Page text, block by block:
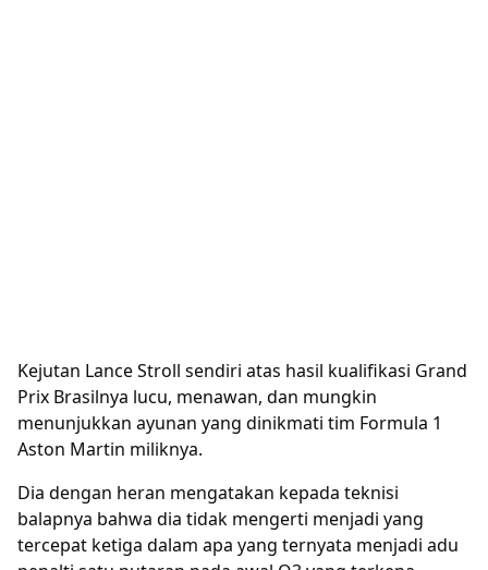
Kejutan Lance Stroll sendiri atas hasil kualifikasi Grand
Prix Brasilnya lucu, menawan, dan mungkin
menunjukkan ayunan yang dinikmati tim Formula 1
Aston Martin miliknya.
Dia dengan heran mengatakan kepada teknisi
balapnya bahwa dia tidak mengerti menjadi yang
tercepat ketiga dalam apa yang ternyata menjadi adu